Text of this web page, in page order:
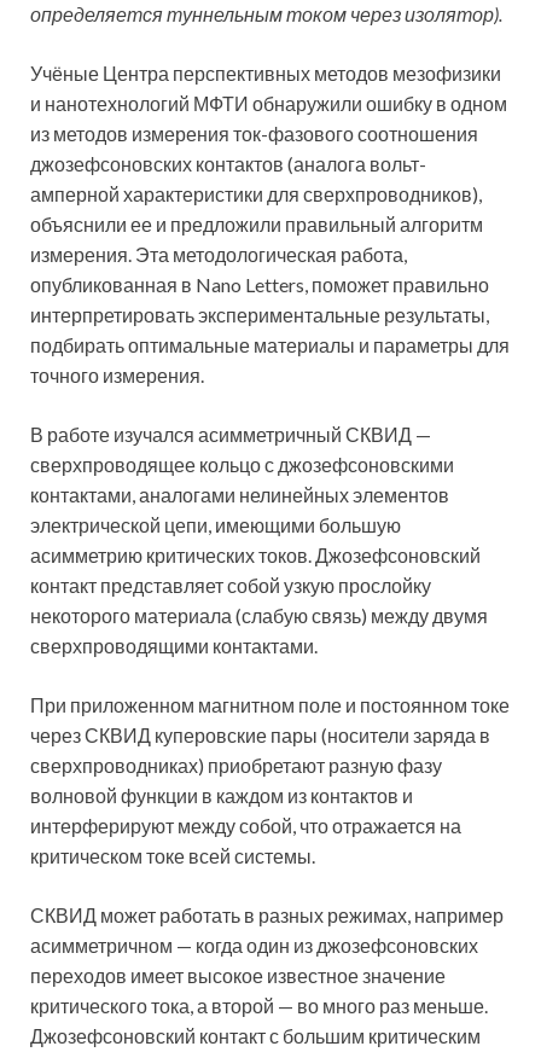
определяется туннельным током через изолятор).
Учёные Центра перспективных методов мезофизики
и нанотехнологий МФТИ обнаружили ошибку в одном
из методов измерения ток-фазового соотношения
джозефсоновских контактов (аналога вольт-
амперной характеристики для сверхпроводников),
объяснили ее и предложили правильный алгоритм
измерения. Эта методологическая работа,
опубликованная в Nano Letters, поможет правильно
интерпретировать экспериментальные результаты,
подбирать оптимальные материалы и параметры для
точного измерения.
В работе изучался асимметричный СКВИД —
сверхпроводящее кольцо с джозефсоновскими
контактами, аналогами нелинейных элементов
электрической цепи, имеющими большую
асимметрию критических токов. Джозефсоновский
контакт представляет собой узкую прослойку
некоторого материала (слабую связь) между двумя
сверхпроводящими контактами.
При приложенном магнитном поле и постоянном токе
через СКВИД куперовские пары (носители заряда в
сверхпроводниках) приобретают разную фазу
волновой функции в каждом из контактов и
интерферируют между собой, что отражается на
критическом токе всей системы.
СКВИД может работать в разных режимах, например
асимметричном — когда один из джозефсоновских
переходов имеет высокое известное значение
критического тока, а второй — во много раз меньше.
Джозефсоновский контакт с большим критическим